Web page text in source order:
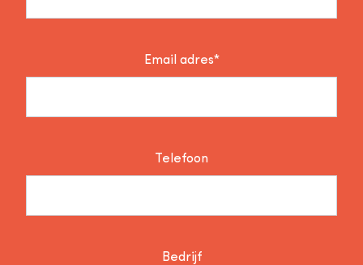
Email adres*
Telefoon
Bedrijf